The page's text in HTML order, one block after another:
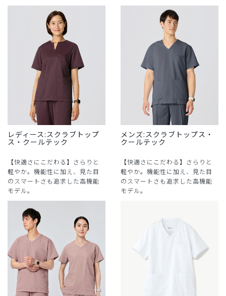
レディース:スクラブトップ
ス・クールテック
【快適さにこだわる】さらりと
軽やか。機能性に加え、見た目
のスマートさも追求した高機能
モデル。
メンズ:スクラブトップス・
クールテック
【快適さにこだわる】さらりと
軽やか。機能性に加え、見た目
のスマートさも追求した高機能
モデル。